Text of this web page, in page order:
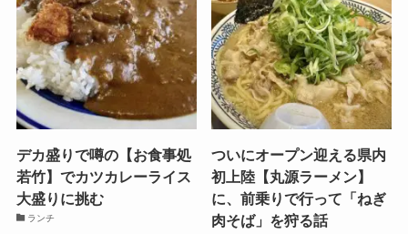
デカ盛りで噂の【お食事処
若竹】でカツカレーライス
大盛りに挑む
ランチ
ついにオープン迎える県内
初上陸【丸源ラーメン】
に、前乗りで行って「ねぎ
肉そば」を狩る話